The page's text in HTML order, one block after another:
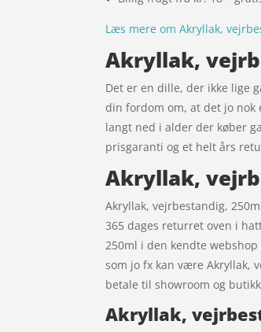
Læs mere om Akryllak,
Akryllak,
Det er en dille, der ikke lige
din fordom om, at det jo
langt ned i alder der køber
prisgaranti og et helt års
Akryllak,
Akryllak, vejrbestandig,
365 dages returret oven i
250ml i den kendte
som jo fx kan være Akryllak,
betale til showroom og
Akryllak,